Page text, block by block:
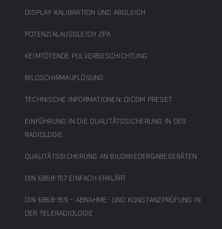
DISPLAY KALIBRATION UND ABGLEICH
POTENZIALAUSGLEICH ZPA
KEIMTÖTENDE PULVERBESCHICHTUNG
BILDSCHIRMAUFLÖSUNG
TECHNISCHE INFORMATIONEN: DICOM PRESET
EINFÜHRUNG IN DIE QUALITÄTSSICHERUNG IN DER
RADIOLOGIE
QUALITÄTSSICHERUNG AN BILDWIEDERGABEGERÄTEN
DIN 6868-157 EINFACH ERKLÄRT
DIN 6868-159 – ABNAHME- UND KONSTANZPRÜFUNG IN
DER TELERADIOLOGIE